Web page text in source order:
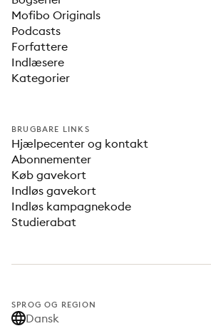
Mofibo Originals
Podcasts
Forfattere
Indlæsere
Kategorier
BRUGBARE LINKS
Hjælpecenter og kontakt
Abonnementer
Køb gavekort
Indløs gavekort
Indløs kampagnekode
Studierabat
SPROG OG REGION
Dansk